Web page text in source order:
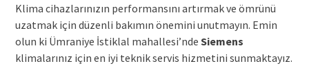
Klima cihazlarınızın performansını artırmak ve ömrünü
uzatmak için düzenli bakımın önemini unutmayın. Emin
olun ki Ümraniye İstiklal mahallesi’nde Siemens
klimalarınız için en iyi teknik servis hizmetini sunmaktayız.